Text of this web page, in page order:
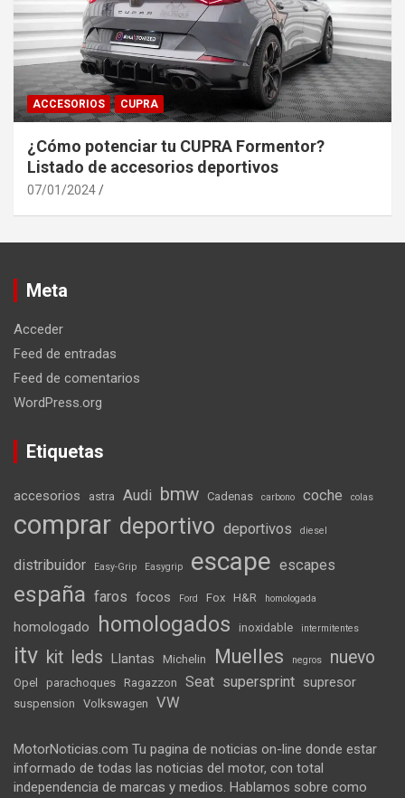
ACCESORIOS CUPRA
¿Cómo potenciar tu CUPRA Formentor?
Listado de accesorios deportivos
07/01/2024
Meta
Acceder
Feed de entradas
Feed de comentarios
WordPress.org
Etiquetas
accesorios astra Audi bmw Cadenas carbono coche colas
comprar deportivo deportivos diesel
distribuidor Easy-Grip Easygrip escape escapes
españa faros focos Ford Fox H&R homologada
homologado homologados inoxidable intermitentes
itv kit leds Llantas Michelin Muelles negros nuevo
Opel parachoques Ragazzon Seat supersprint supresor
suspension Volkswagen VW
MotorNoticias.com Tu pagina de noticias on-line donde estar
informado de todas las noticias del motor, con total
independencia de marcas y medios. Hablamos sobre como